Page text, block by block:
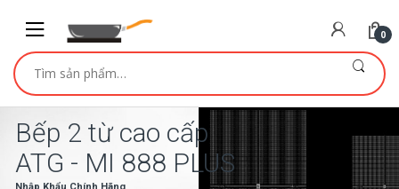
navigation
content
0
Tìm
kiếm: